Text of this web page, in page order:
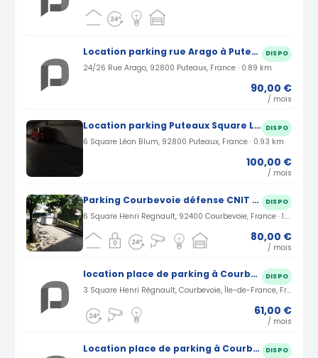
Location parking rue Arago à Puteaux (92) DISPO
24/26 Rue Arago, 92800 Puteaux, France · 0.89 km
90,00 €
/ mois
Location parking Puteaux Square Léon Blum (92) DISPO
6 Square Léon Blum, 92800 Puteaux, France · 0.93 km
100,00 €
/ mois
Parking Courbevoie défense CNIT Square Henri Regnault (92) DISPO
6 Square Henri Regnault, 92400 Courbevoie, France · 1.48 km
80,00 €
/ mois
location place de parking à Courbevoie DISPO
3 Square Henri Régnault, Courbevoie, Île-de-France, France · 1.51 km
61,00 €
/ mois
Location place de parking à Courbevoie Square Henri Régnaul DISPO